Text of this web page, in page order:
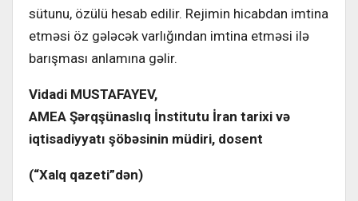
sütunu, özülü hesab edilir. Rejimin hicabdan imtina
etməsi öz gələcək varlığından imtina etməsi ilə
barışması anlamına gəlir.
Vidadi MUSTAFAYEV,
AMEA Şərqşünaslıq İnstitutu İran tarixi və
iqtisadiyyatı şöbəsinin müdiri, dosent
(“Xalq qazeti”dən)